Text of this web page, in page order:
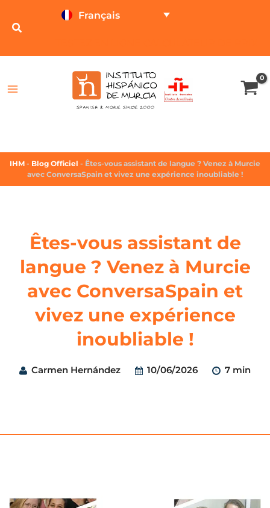
Français
IHM - Blog Officiel - Êtes-vous assistant de langue ? Venez à Murcie
avec ConversaSpain et vivez une expérience inoubliable !
Êtes-vous assistant de
langue ? Venez à Murcie
avec ConversaSpain et
vivez une expérience
inoubliable !
Carmen Hernández 10/06/2026 7 min